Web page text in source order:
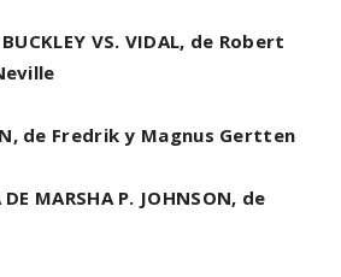
BUCKLEY VS. VIDAL, de Robert
de Fredrik y Magnus Gertten
MARSHA P. JOHNSON, de